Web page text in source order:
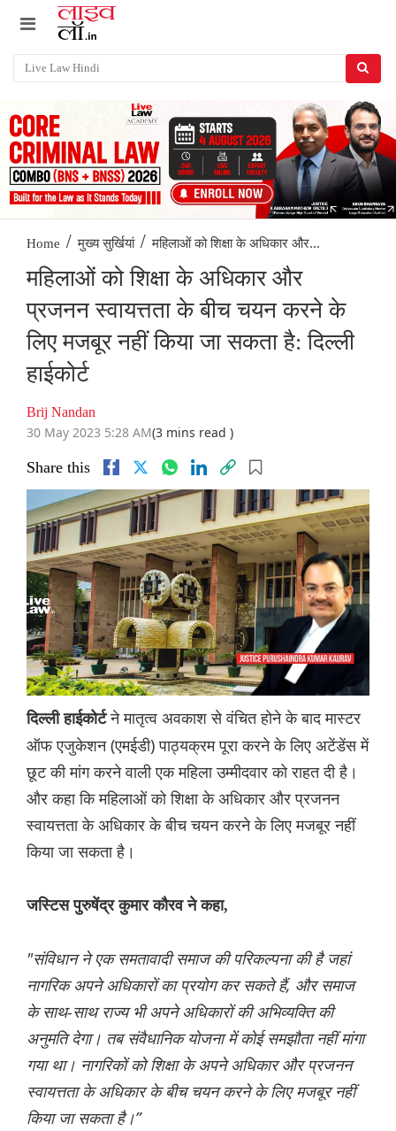
Home / मुख्य सुर्खियां / महिलाओं को शिक्षा के अधिकार और...
महिलाओं को शिक्षा के अधिकार और
प्रजनन स्वायत्तता के बीच चयन करने के
लिए मजबूर नहीं किया जा सकता है: दिल्ली
हाईकोर्ट
Brij Nandan
30 May 2023 5:28 AM(3 mins read )
Share this
दिल्ली हाईकोर्टने मातृत्व अवकाश से वंचित होने के बाद मास्टर
ऑफ एजुकेशन (एमईडी) पाठ्यक्रम पूरा करने के लिए अटेंडेंस में
छूट की मांग करने वाली एक महिला उम्मीदवार को राहत दी है।
और कहा कि महिलाओं को शिक्षा के अधिकार और प्रजनन
स्वायत्तता के अधिकार के बीच चयन करने के लिए मजबूर नहीं
किया जा सकता है।
जस्टिस पुरुषेंद्र कुमार कौरव ने कहा,
"संविधान ने एक समतावादी समाज की परिकल्पना की है जहां
नागरिक अपने अधिकारों का प्रयोग कर सकते हैं, और समाज
के साथ-साथ राज्य भी अपने अधिकारों की अभिव्यक्ति की
अनुमति देगा। तब संवैधानिक योजना में कोई समझौता नहीं मांगा
गया था। नागरिकों को शिक्षा के अपने अधिकार और प्रजनन
स्वायत्तता के अधिकार के बीच चयन करने के लिए मजबूर नहीं
किया जा सकता है।”